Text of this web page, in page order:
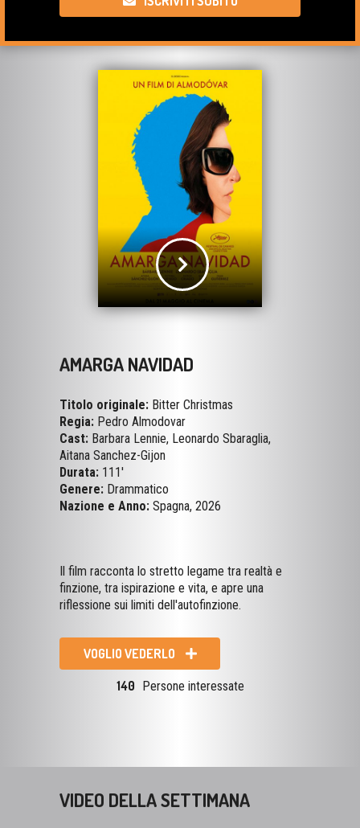
AMARGA NAVIDAD
Titolo originale: Bitter Christmas
Regia: Pedro Almodovar
Cast: Barbara Lennie, Leonardo Sbaraglia,
Aitana Sanchez-Gijon
Durata: 111'
Genere: Drammatico
Nazione e Anno: Spagna, 2026
Il film racconta lo stretto legame tra realtà e
finzione, tra ispirazione e vita, e apre una
riflessione sui limiti dell'autofinzione.
VOGLIO VEDERLO
140 Persone interessate
VIDEO DELLA SETTIMANA